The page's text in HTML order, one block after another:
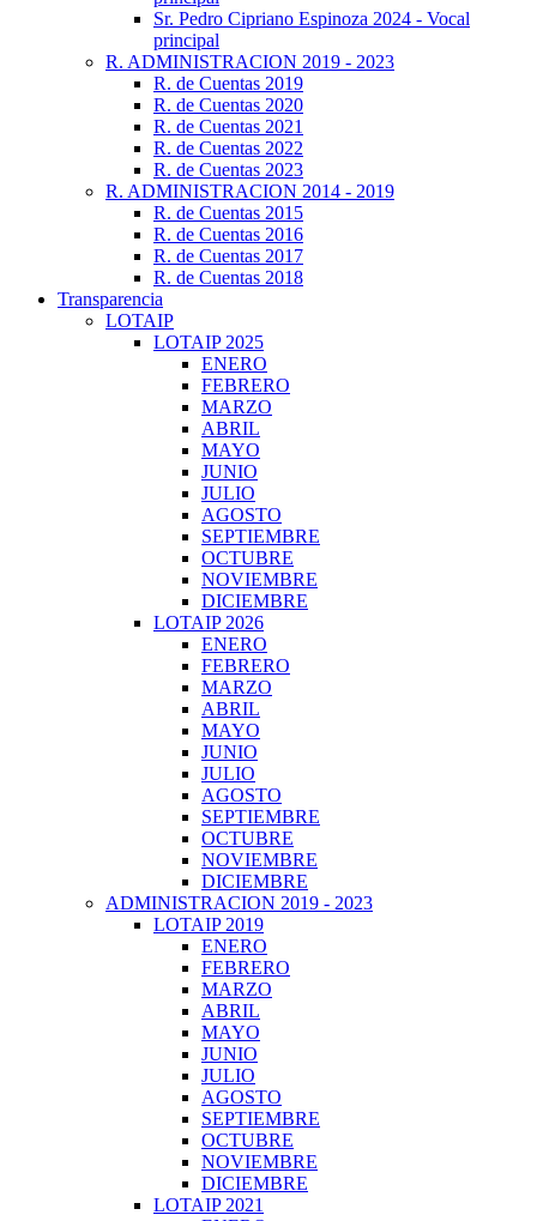
Sr. Pedro Cipriano Espinoza 2024 - Vocal
principal
R. ADMINISTRACION 2019 - 2023
R. de Cuentas 2019
R. de Cuentas 2020
R. de Cuentas 2021
R. de Cuentas 2022
R. de Cuentas 2023
R. ADMINISTRACION 2014 - 2019
R. de Cuentas 2015
R. de Cuentas 2016
R. de Cuentas 2017
R. de Cuentas 2018
Transparencia
LOTAIP
LOTAIP 2025
ENERO
FEBRERO
MARZO
ABRIL
MAYO
JUNIO
JULIO
AGOSTO
SEPTIEMBRE
OCTUBRE
NOVIEMBRE
DICIEMBRE
LOTAIP 2026
ENERO
FEBRERO
MARZO
ABRIL
MAYO
JUNIO
JULIO
AGOSTO
SEPTIEMBRE
OCTUBRE
NOVIEMBRE
DICIEMBRE
ADMINISTRACION 2019 - 2023
LOTAIP 2019
ENERO
FEBRERO
MARZO
ABRIL
MAYO
JUNIO
JULIO
AGOSTO
SEPTIEMBRE
OCTUBRE
NOVIEMBRE
DICIEMBRE
LOTAIP 2021